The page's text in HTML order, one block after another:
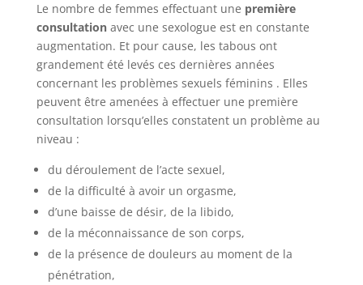
Le nombre de femmes effectuant une première
consultationavec une sexologue est en constante
augmentation. Et pour cause, les tabous ont
grandement été levés ces dernières années
concernant les problèmes sexuels féminins . Elles
peuvent être amenées à effectuer une première
consultation lorsqu’elles constatent un problème au
niveau :
du déroulement de l’acte sexuel,
de la difficulté à avoir un orgasme,
d’une baisse de désir, de la libido,
de la méconnaissance de son corps,
de la présence de douleurs au moment de la
pénétration,